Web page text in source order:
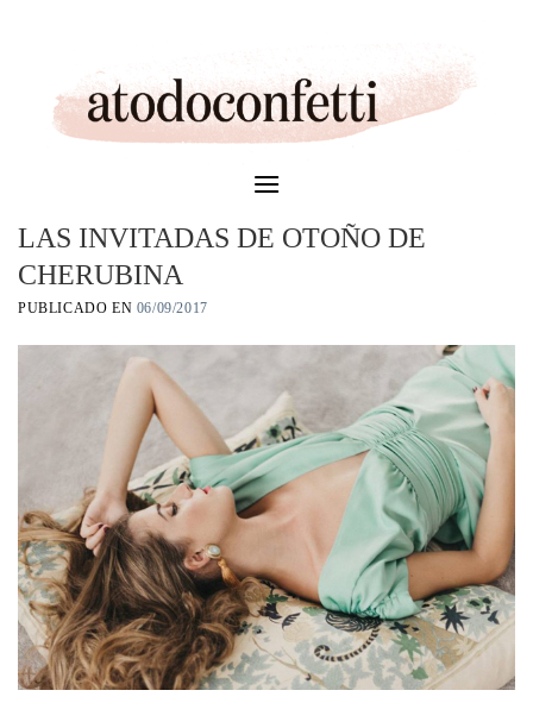
LAS INVITADAS DE OTOÑO DE
CHERUBINA
PUBLICADO EN 06/09/2017